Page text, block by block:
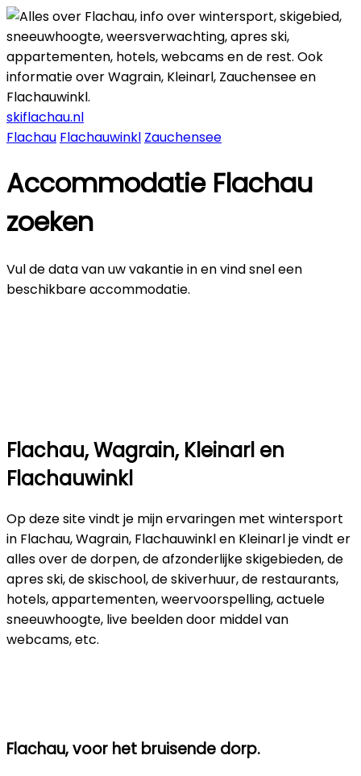
skiflachau.nl
Flachau Flachauwinkl Zauchensee
Accommodatie Flachau
zoeken
Vul de data van uw vakantie in en vind snel een
beschikbare accommodatie.
Flachau, Wagrain, Kleinarl en
Flachauwinkl
Op deze site vindt je mijn ervaringen met wintersport
in Flachau, Wagrain, Flachauwinkl en Kleinarl je vindt er
alles over de dorpen, de afzonderlijke skigebieden, de
apres ski, de skischool, de skiverhuur, de restaurants,
hotels, appartementen, weervoorspelling, actuele
sneeuwhoogte, live beelden door middel van
webcams, etc.
Flachau, voor het bruisende dorp.